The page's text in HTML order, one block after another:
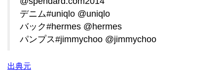
デニム#uniqlo @uniqlo
バック#hermes @hermes
パンプス#jimmychoo @jimmychoo
出典元